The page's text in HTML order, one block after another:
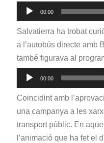
Reproductor
d'àudio
00:00
Salvatierra ha trobat
a l’autobús directe amb
també figurava al
Reproductor
d'àudio
00:00
Coincidint amb
una campanya a les
transport públic. En
l’animació que ha fet el